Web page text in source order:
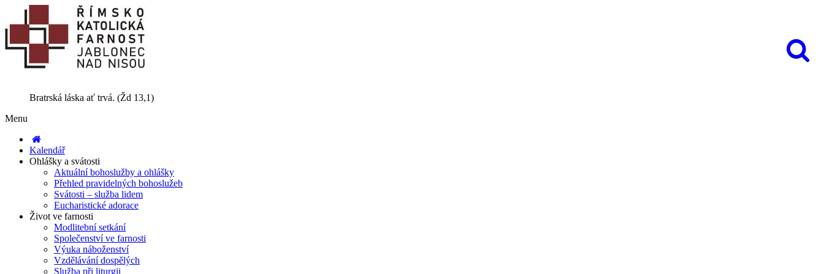
Bratrská láska ať trvá. (Žd 13,1)
Menu
Kalendář
Ohlášky a svátosti
Aktuální bohoslužby a ohlášky
Přehled pravidelných bohoslužeb
Svátosti – služba lidem
Eucharistické adorace
Život ve farnosti
Modlitební setkání
Společenství ve farnosti
Výuka náboženství
Vzdělávání dospělých
Služba při liturgii